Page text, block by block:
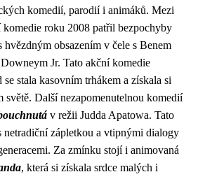
komedií, parodií i animáků. Mezi
komedie roku 2008 patřil bezpochyby
hvězdným obsazením v čele s Benem
Jr. Tato akční komedie
stala kasovním trhákem a získala si
světě. Další nezapomenutelnou komedií
v režii Judda Apatowa. Tato
netradiční zápletkou a vtipnými dialogy
Za zmínku stojí i animovaná
, která si získala srdce malých i